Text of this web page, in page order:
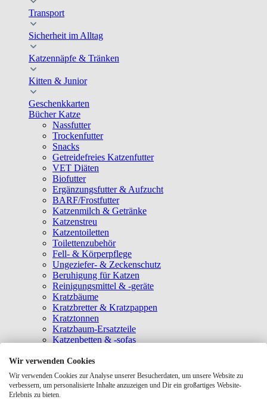
Transport
Sicherheit im Alltag
Katzennäpfe & Tränken
Kitten & Junior
Geschenkkarten
Bücher Katze
Nassfutter
Trockenfutter
Snacks
Getreidefreies Katzenfutter
VET Diäten
Biofutter
Ergänzungsfutter & Aufzucht
BARF/Frostfutter
Katzenmilch & Getränke
Katzenstreu
Katzentoiletten
Toilettenzubehör
Fell- & Körperpflege
Ungeziefer- & Zeckenschutz
Beruhigung für Katzen
Reinigungsmittel & -geräte
Kratzbäume
Kratzbretter & Kratzpappen
Kratztonnen
Kratzbaum-Ersatzteile
Katzenbetten & -sofas
Katzenhäuser
Hängematten & Fensterliegeplätze
Katzendecken & -matten
Baldrian- & Catnipspielzeug
Wir verwenden Cookies
Wir verwenden Cookies zur Analyse unserer Besucherdaten, um unsere Website zu
verbessern, um personalisierte Inhalte anzuzeigen und Dir ein großartiges Website-
Erlebnis zu bieten.